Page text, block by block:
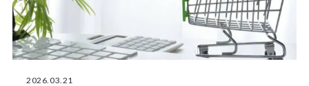
2026.03.21